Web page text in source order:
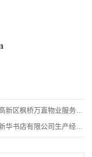
桥万直物业服务有限公司关
有限公司生产经营辅助性事